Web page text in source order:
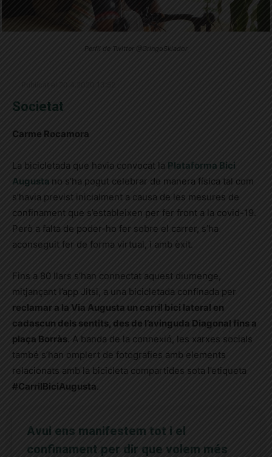
Perfil de Twitter @GringoSkiador
Societat
Carme Rocamora
La bicicletada que havia convocat la Plataforma Bici
Augusta no s’ha pogut celebrar de manera física tal com
s’havia previst inicialment a causa de les mesures de
confinament que s’estableixen per fer front a la covid-19.
Però a falta de poder-ho fer sobre el carrer, s’ha
aconseguit fer de forma virtual, i amb èxit.
Fins a 80 llars s’han connectat aquest diumenge,
mitjançant l’app Jitsi, a una bicicletada confinada per
reclamar a la Via Augusta un carril bici lateral en
cadascun dels sentits, des de l’avinguda Diagonal fins a
plaça Borràs . A banda de la connexió, les xarxes socials
també s’han omplert de fotografies amb elements
relacionats amb la bicicleta compartides sota l’etiqueta
#CarrilBiciAugusta.
Avui ens manifestem tot i el
confinament per dir que volem més